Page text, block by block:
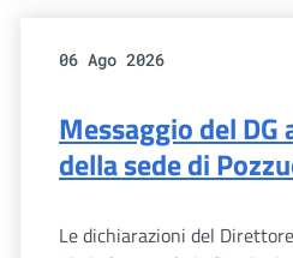
06 Ago 2026
Messaggio del
della sede di
Le dichiarazioni del